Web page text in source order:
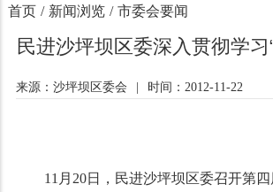
首页 / 新闻浏览 / 市委会要闻
民进沙坪坝区委深入贯彻学习
来源：沙坪坝区委会 时间：2012-11-22
11 月 20日，民进沙坪坝区委召开第